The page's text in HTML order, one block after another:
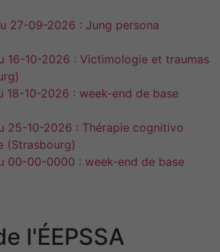
27-09-2026 : Jung persona
16-10-2026 : Victimologie et traumas
18-10-2026 : week-end de base
25-10-2026 : Thérapie cognitivo
(Strasbourg)
00-00-0000 : week-end de base
l'ÉEPSSA